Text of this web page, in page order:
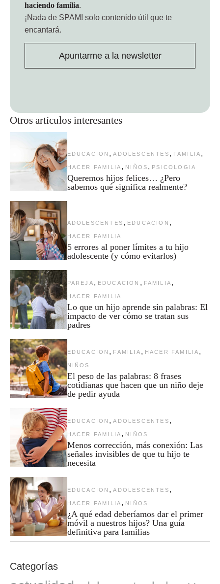
Otros artículos interesantes
EDUCACION , ADOLESCENTES , FAMILIA ,
HACER FAMILIA , NIÑOS , PSICOLOGIA
Queremos hijos felices… ¿Pero
sabemos qué significa realmente?
ADOLESCENTES , EDUCACION ,
HACER FAMILIA
5 errores al poner límites a tu hijo
adolescente (y cómo evitarlos)
PAREJA , EDUCACION , FAMILIA ,
HACER FAMILIA
Lo que un hijo aprende sin palabras: El
impacto de ver cómo se tratan sus
padres
EDUCACION , FAMILIA , HACER FAMILIA ,
NIÑOS
El peso de las palabras: 8 frases
cotidianas que hacen que un niño deje
de pedir ayuda
EDUCACION , ADOLESCENTES ,
HACER FAMILIA , NIÑOS
Menos corrección, más conexión: Las
señales invisibles de que tu hijo te
necesita
EDUCACION , ADOLESCENTES ,
HACER FAMILIA , NIÑOS
¿A qué edad deberíamos dar el primer
móvil a nuestros hijos? Una guía
definitiva para familias
Categorías
haciendo familia.
¡Nada de SPAM! solo contenido útil que te
encantará.
Apuntarme a la newsletter